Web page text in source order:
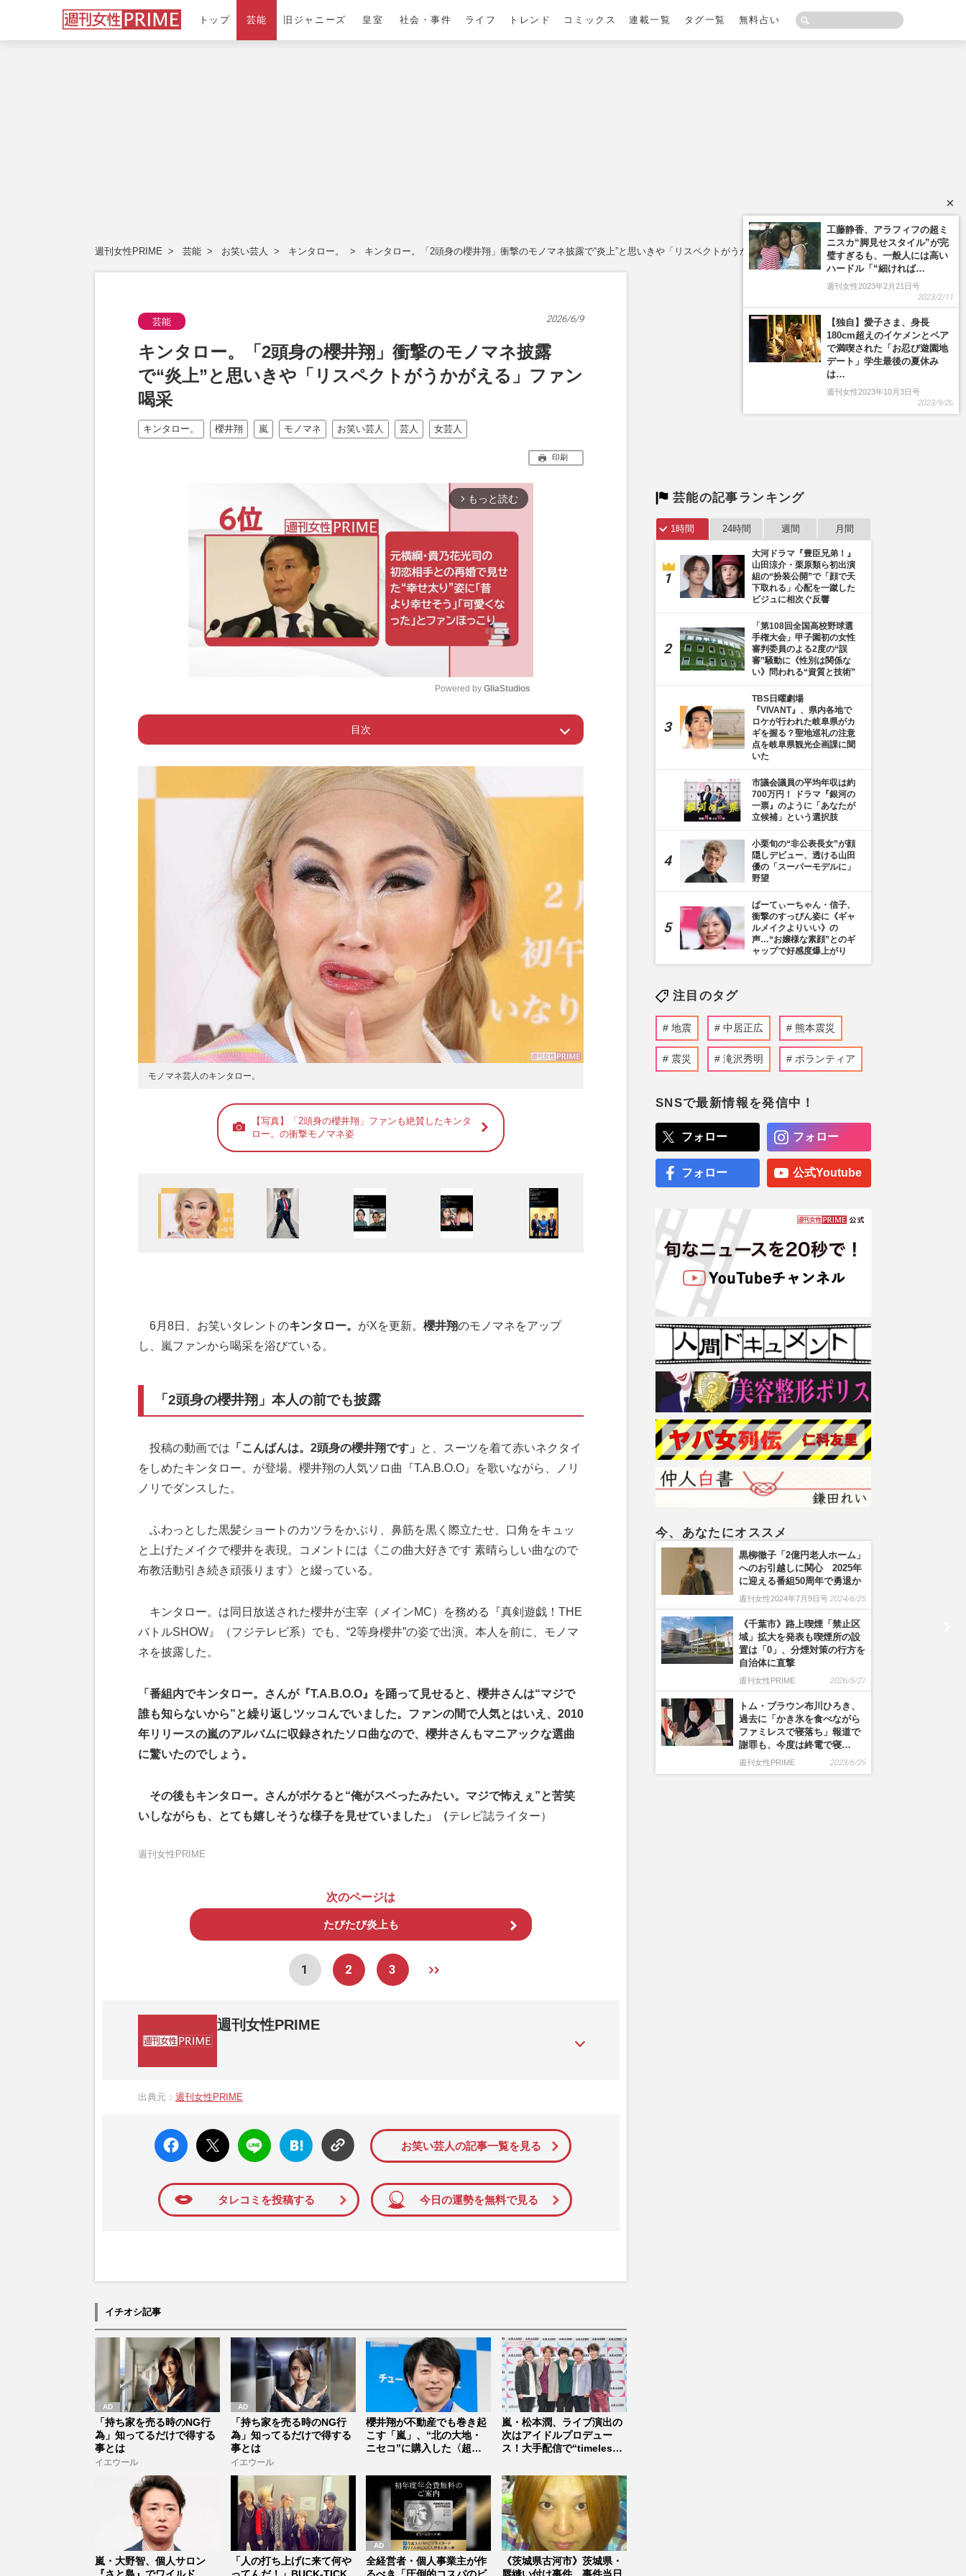
トップ 芸能 旧ジャニーズ 皇室 社会・事件 ライフ トレンド コミックス 連載一覧 タグ一覧 無料占い
週刊女性PRIME 芸能 お笑い芸人 キンタロー。 キンタロー。「2頭身の櫻井翔」衝撃のモノマネ披露で“炎上”と思いきや「リスペクトがうかがえる」ファン喝采
芸能 2026/6/9
キンタロー。「2頭身の櫻井翔」衝撃のモノマネ披露
で“炎上”と思いきや「リスペクトがうかがえる」ファン
喝采
キンタロー。 櫻井翔 嵐 モノマネ お笑い芸人 芸人 女芸人
印刷
arrow_forward_ios もっと読む
t
e
Powered by GliaStudios
目次
Page 1 ー 「2頭身の櫻井翔」本人の前でも披露
ー 「リスペクトがうかがえる」ファンからも絶賛の声
モノマネ芸人のキンタロー。
【写真】「2頭身の櫻井翔」ファンも絶賛したキンタ
ロー。の衝撃モノマネ姿
6月8日、お笑いタレントのキンタロー。 がXを更新。 櫻井翔のモノマネをアップ
し、嵐ファンから喝采を浴びている。
「2頭身の櫻井翔」本人の前でも披露
投稿の動画では 「こんばんは。2頭身の櫻井翔です」
と、スーツを着て赤いネクタイ
をしめたキンタロー。が登場。櫻井翔の人気ソロ曲『T.A.B.O.O』を歌いながら、ノリ
ノリでダンスした。
ふわっとした黒髪ショートのカツラをかぶり、鼻筋を黒く際立たせ、口角をキュッ
と上げたメイクで櫻井を表現。コメントには《この曲大好きです 素晴らしい曲なので
布教活動引き続き頑張ります》と綴っている。
キンタロー。は同日放送された櫻井が主宰（メインMC）を務める『真剣遊戯！THE
バトルSHOW』（フジテレビ系）でも、“2等身櫻井”の姿で出演。本人を前に、モノマ
ネを披露した。
「番組内でキンタロー。さんが『T.A.B.O.O』を踊って見せると、櫻井さんは“マジで
誰も知らないから”と繰り返しツッコんでいました。ファンの間で人気とはいえ、2010
年リリースの嵐のアルバムに収録されたソロ曲なので、櫻井さんもマニアックな選曲
に驚いたのでしょう。
その後もキンタロー。さんがボケると“俺がスベったみたい。マジで怖えぇ”と苦笑
いしながらも、とても嬉しそうな様子を見せていました」（テレビ誌ライター）
週刊女性PRIME
次のページは
たびたび炎上も
1 2 3
週刊女性PRIME
か、女性週刊誌『週刊女性』の誌面に掲載された記事から、インターネット利用者層にとって特に関心の
出典元： 週刊女性PRIME
faceboo
k いい
ね
X ポス
ト
LINE
はてな
ブック
マーク
お笑い芸人の記事一覧を見る
タレコミを投稿する 今日の運勢を無料で見る
イチオシ記事
「持ち家を売る時のNG行
為」知ってるだけで得する
事とは
イエウール
「持ち家を売る時のNG行
為」知ってるだけで得する
事とは
イエウール
櫻井翔が不動産でも巻き起
こす「嵐」、“北の大地・
ニセコ”に購入した〈超高
嵐・松本潤、ライブ演出の
次はアイドルプロデュー
ス！大手配信で“timelesz
嵐・大野智、個人サロン
『さと島』でワイルド
「人の打ち上げに来て何や
ってんだ！」BUCK-TICK
全経営者・個人事業主が作
るべき「圧倒的コスパのビ
《茨城県古河市》茨城県・
唇縫い付け事件、事件当日
芸能の記事ランキング
1時間 24時間 週間 月間
大河ドラマ『豊臣兄弟！』
山田涼介・栗原類ら初出演
組の“扮装公開”で「顔で天
下取れる」心配を一蹴した
ビジュに相次ぐ反響
「第108回全国高校野球選
手権大会」甲子園初の女性
審判委員のよる2度の“誤
審”騒動に《性別は関係な
い》問われる“資質と技術”
TBS日曜劇場
『VIVANT』、県内各地で
ロケが行われた岐阜県がカ
ギを握る？聖地巡礼の注意
点を岐阜県観光企画課に聞
いた
市議会議員の平均年収は約
700万円！ ドラマ『銀河の
一票』のように「あなたが
立候補」という選択肢
小栗旬の“非公表長女”が顔
隠しデビュー、透ける山田
優の「スーパーモデルに」
野望
ぱーてぃーちゃん・信子、
衝撃のすっぴん姿に《ギャ
ルメイクよりいい》の
声…“お嬢様な素顔”とのギ
ャップで好感度爆上がり
注目のタグ
地震 中居正広 熊本震災
震災 滝沢秀明 ボランティア
SNSで最新情報を発信中！
フォロー フォロー
フォロー 公式Youtube
今、あなたにオススメ
黒柳徹子「2億円老人ホーム」
へのお引越しに関心 2025年
に迎える番組50周年で勇退か
週刊女性2024年7月9日号 2024/6/25
《千葉市》路上喫煙「禁止区
域」拡大を発表も喫煙所の設
置は「0」、分煙対策の行方を
自治体に直撃
週刊女性PRIME 2026/5/27
トム・ブラウン布川ひろき、
過去に「かき氷を食べながら
ファミレスで寝落ち」報道で
謝罪も、今度は終電で寝…
週刊女性PRIME 2023/6/29
×